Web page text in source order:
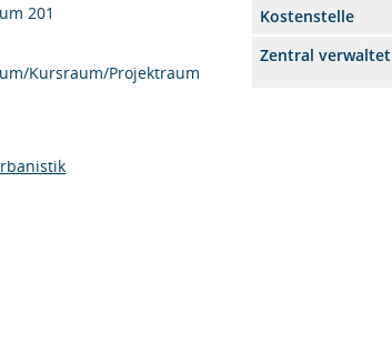
201
Kostenstelle
Kursraum/Projektraum
Zentral verwaltet